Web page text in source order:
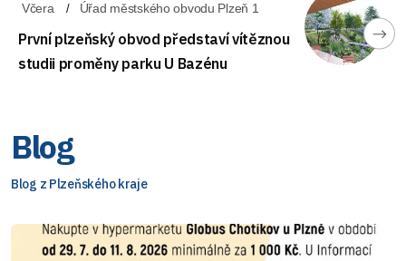
Včera Úřad městského obvodu Plzeň 1
První plzeňský obvod představí vítěznou
studii proměny parku U Bazénu
Blog
Blog z Plzeňského kraje